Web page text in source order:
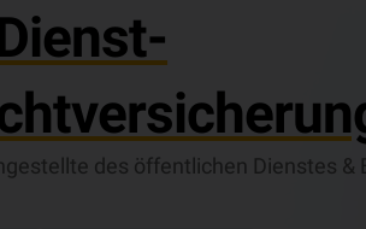
des öffentlichen Dienstes &